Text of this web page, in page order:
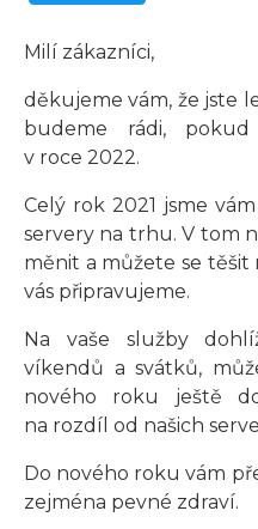
Milí zákazníci,
děkujeme vám, že jste
budeme rádi,
v roce 2022.
Celý rok 2021 jsme
servery na trhu. V tom
měnit a můžete se těšit
vás připravujeme.
Na vaše služby
víkendů a svátků,
nového roku ještě
na rozdíl od našich
Do nového roku vám
zejména pevné zdraví.